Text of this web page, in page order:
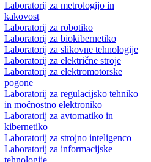
Laboratorij za metrologijo in
kakovost
Laboratorij za robotiko
Laboratorij za biokibernetiko
Laboratorij za slikovne tehnologije
Laboratorij za električne stroje
Laboratorij za elektromotorske
pogone
Laboratorij za regulacijsko tehniko
in močnostno elektroniko
Laboratorij za avtomatiko in
kibernetiko
Laboratorij za strojno inteligenco
Laboratorij za informacijske
tehnologije